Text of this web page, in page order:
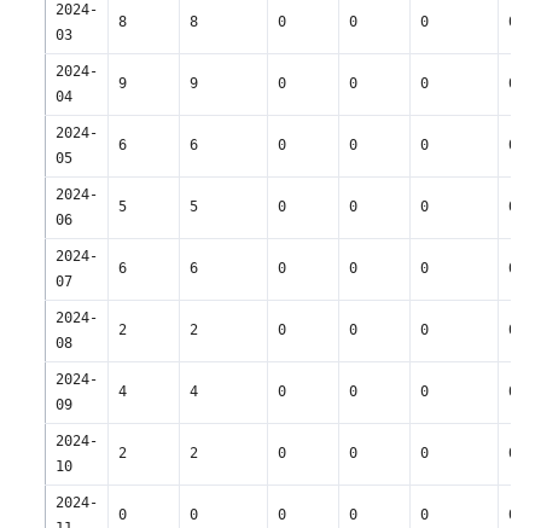
2024-
03
8 8 0 0 0 0
2024-
04
9 9 0 0 0 0
2024-
05
6 6 0 0 0 0
2024-
06
5 5 0 0 0 0
2024-
07
6 6 0 0 0 0
2024-
08
2 2 0 0 0 0
2024-
09
4 4 0 0 0 0
2024-
10
2 2 0 0 0 0
2024-
0 0 0 0 0 0